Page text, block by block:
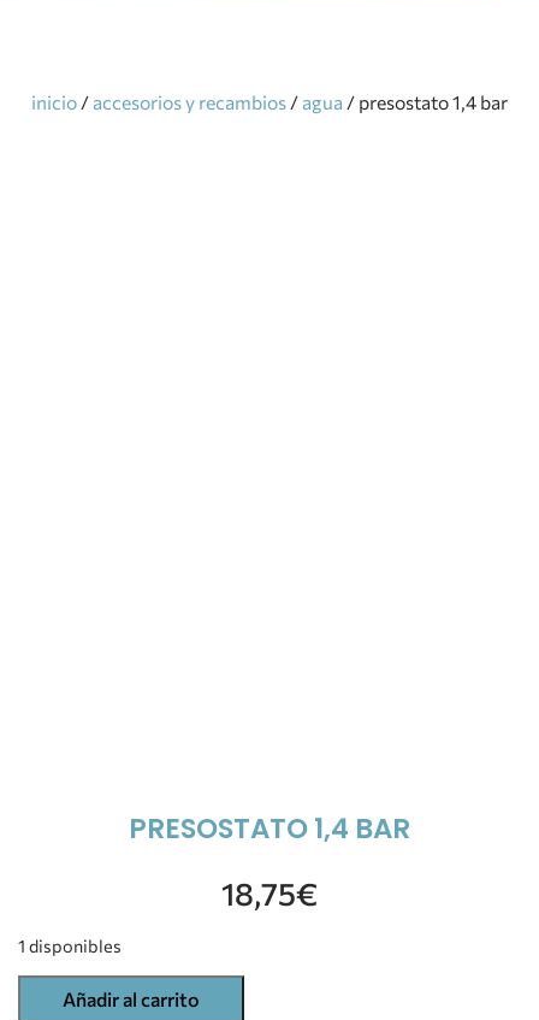
inicio / accesorios y recambios / agua / presostato 1,4 bar
PRESOSTATO 1,4 BAR
18,75€
1 disponibles
Añadir al carrito